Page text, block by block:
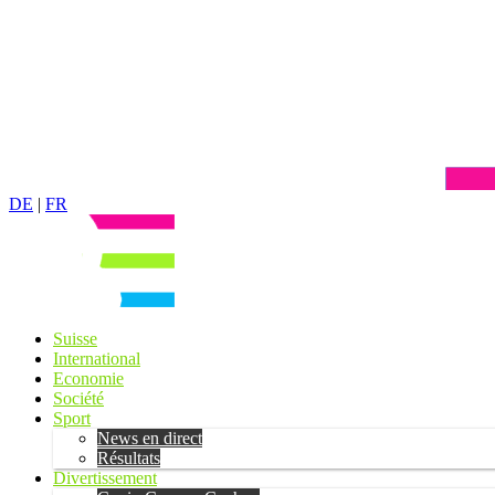
DE | FR
Suisse
International
Economie
Société
Sport
News en direct
Résultats
Divertissement